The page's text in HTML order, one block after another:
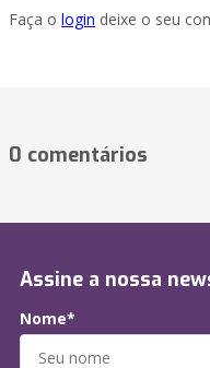
Faça o login deixe o seu
0 comentários
Assine a nossa
Nome*